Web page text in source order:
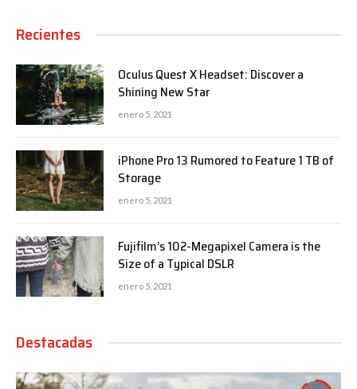
Recientes
Oculus Quest X Headset: Discover a
Shining New Star
enero 5, 2021
iPhone Pro 13 Rumored to Feature 1 TB of
Storage
enero 5, 2021
Fujifilm’s 102-Megapixel Camera is the
Size of a Typical DSLR
enero 5, 2021
Destacadas